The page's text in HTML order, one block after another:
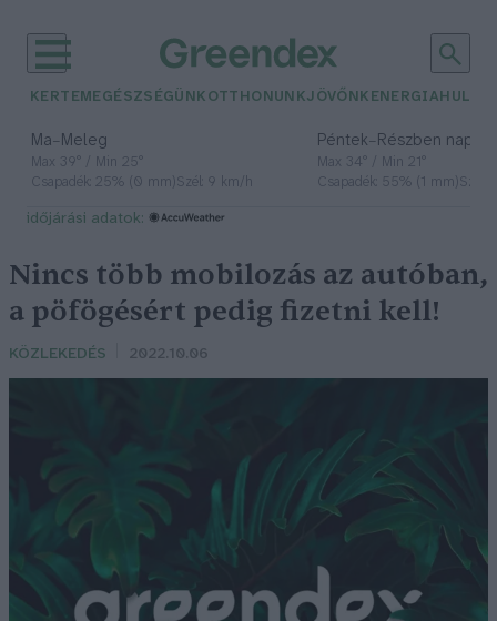
KERTEM EGÉSZSÉGÜNK OTTHONUNKJÖVŐNK ENERGIA
Ma– Meleg
Max 39° / Min 25°
Csapadék: 25% (0 mm)Szél: 9 km/h
Péntek– Részben
Max 34° / Min 21°
Csapadék: 55% (1 mm)Szél:
időjárási adatok:
Nincs több mobilozás az autóban,
a pöfögésért pedig fizetni kell!
KÖZLEKEDÉS 2022.10.06